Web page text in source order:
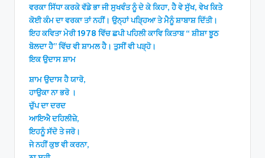
ਵਰਕਾ ਸਿੱਧਾ ਕਰਕੇ ਵੱਡੇ ਭਾ ਜੀ ਸੁਖਵੰਤ ਨੂੰ ਦੇ ਕੇ ਕਿਹਾ, ਹੈ ਵੇ ਸੁੱਖ, ਵੇਖ ਕਿਤੇ
ਕੋਈ ਕੰਮ ਦਾ ਵਰਕਾ ਤਾਂ ਨਹੀਂ। ਉਨ੍ਹਾਂ ਪੜ੍ਹਿਆ ਤੇ ਮੈਨੂੰ ਸ਼ਾਬਾਸ਼ ਦਿੱਤੀ।
ਇਹ ਕਵਿਤਾ ਮੇਰੀ 1978 ਵਿੱਚ ਛਪੀ ਪਹਿਲੀ ਕਾਵਿ ਕਿਤਾਬ “ ਸ਼ੀਸ਼ਾ ਝੂਠ
ਬੋਲਦਾ ਹੈ” ਵਿੱਚ ਵੀ ਸ਼ਾਮਲ ਹੈ। ਤੁਸੀਂ ਵੀ ਪੜ੍ਹੋ।
ਇਕ ਉਦਾਸ ਸ਼ਾਮ
ਸ਼ਾਮ ਉਦਾਸ ਹੈ ਯਾਰੋ,
ਹਾਉਕਾ ਨਾ ਭਰੋ ।
ਚੁੱਪ ਦਾ ਦਰਦ
ਆਇਐ ਦਹਿਲੀਜ਼ੇ,
ਇਹਨੂੰ ਸੱਦੋ ਤੇ ਜਰੋ।
ਜੇ ਨਹੀਂ ਕੁਝ ਵੀ ਕਰਨਾ,